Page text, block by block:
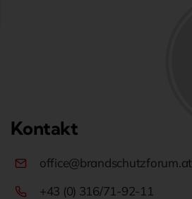
Kontakt
office@brandschutzforum.at
+43 (0) 316/71-92-11